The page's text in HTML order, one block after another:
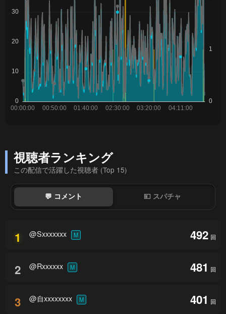
視聴者ランキング
この配信で活躍した視聴者 (Top 15)
💬 コメント 💴 スパチャ
1 @Sxxxxxxx M 492 回
2 @Rxxxxxx M 481 回
3 @自xxxxxxxx M 401 回